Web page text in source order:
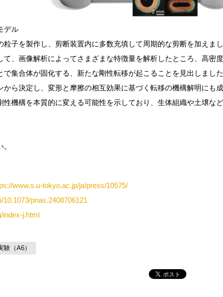
デル
子を製作し、剪断装置内に多数充填して周期的な剪断を加えま
、画像解析によってさまざまな特徴量を解析したところ、高密
集合体が固化する、新たな剛性転移が起こることを見出しまし
ら決定し、変形と摩擦の相互効果に基づく転移の機構解明にも成
機構を本質的に変える可能性を示しており、生体組織や土壌な
www.s.u-tokyo.ac.jp/ja/press/10575/
pnas.2408706121
index-j.html
験（A6）